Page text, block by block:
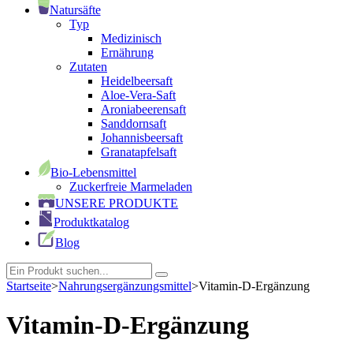
Natursäfte
Typ
Medizinisch
Ernährung
Zutaten
Heidelbeersaft
Aloe-Vera-Saft
Aroniabeerensaft
Sanddornsaft
Johannisbeersaft
Granatapfelsaft
Bio-Lebensmittel
Zuckerfreie Marmeladen
UNSERE PRODUKTE
Produktkatalog
Blog
Startseite>Nahrungsergänzungsmittel>Vitamin-D-Ergänzung
Vitamin-D-Ergänzung